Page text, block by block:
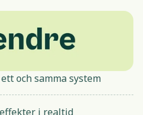
och samma system
i realtid